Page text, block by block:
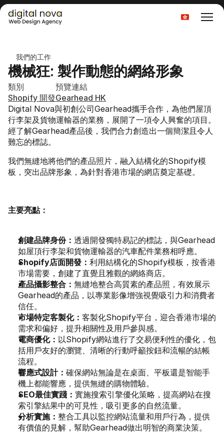
我們的工作
機械狂: 製作動態的網絡形象
類別
Shopify 開發
預覽連結
Gearhead HK
Digital Nova與初創公司Gearhead攜手合作，為他們屋頂
行李架及貨物運輸器的業務，展開了一項令人興奮的項目。
經了解Gearhead產品後，我們合力創造出一個簡潔且令人
難忘的標誌。
我們無縫地將他們的產品照片，融入結構化的Shopify模
板，突出品牌形象，為針對香港市場的網店奠定基礎。
主要亮點：
創建品牌身份： 透過開發獨特易記的標誌，與Gearhead
如屋頂行李架和貨物運輸器的汽車配件業務相呼應。
Shopify店面開發： 利用結構化的Shopify模板，按香港
市場需要，創建了直覺且雅觀的網絡商店。
產品攝影整合： 無縫地整合高質素的產品照，有效展示
Gearhead的產品，以專業影像增強視覺吸引力和消費者
信任。
市場特定客製化： 客製化Shopify平台，迎合香港市場的
需求和偏好，提升相關性及用戶參與感。
電商優化： 以Shopify網站進行了交易便利性的優化，包
括用戶友好的瀏覽、清晰的行動呼籲按鈕和流暢的結帳
流程。
響應式設計： 確保網站無論是在桌面、平板還是智能手
機上都能響應，提供無縫的購物體驗。
SEO最佳實踐： 實施搜索引擎優化策略，提高網站在搜
索引擎結果中的可見性，吸引更多的自然流量。
分析實施： 整合工具以監控網站流量和用戶行為，提供
有價值的見解，幫助Gearhead做出明智的商業決策。
Select Language